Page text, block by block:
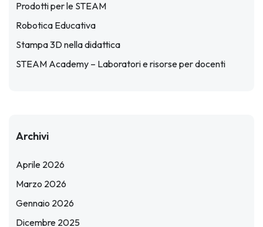
Prodotti per le STEAM
Robotica Educativa
Stampa 3D nella didattica
STEAM Academy – Laboratori e risorse per docenti
Archivi
Aprile 2026
Marzo 2026
Gennaio 2026
Dicembre 2025